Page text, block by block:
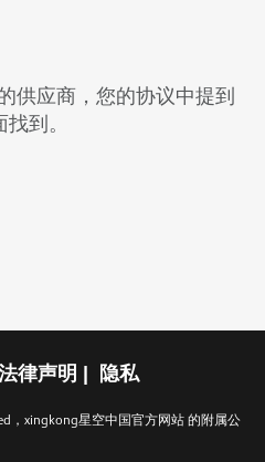
供应商，您的协议中提到
到。
律声明 隐私
，xingkong星空中国官方网站 的附属公